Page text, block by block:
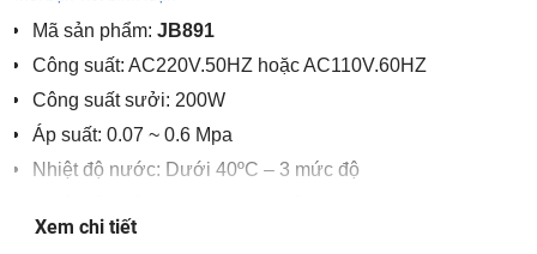
Mã sản phẩm: JB891
Công suất: AC220V.50HZ hoặc AC110V.60HZ
Công suất sưởi: 200W
Áp suất: 0.07 ~ 0.6 Mpa
Nhiệt độ nước: Dưới 40ºC – 3 mức độ
Dây nguồn: 1.5 m
Xem chi tiết